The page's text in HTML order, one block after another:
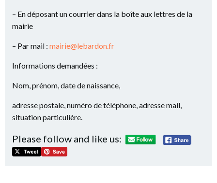
– En déposant un courrier dans la boîte aux lettres de la
mairie
– Par mail : mairie@lebardon.fr
Informations demandées :
Nom, prénom, date de naissance,
adresse postale, numéro de téléphone, adresse mail,
situation particulière.
Please follow and like us: